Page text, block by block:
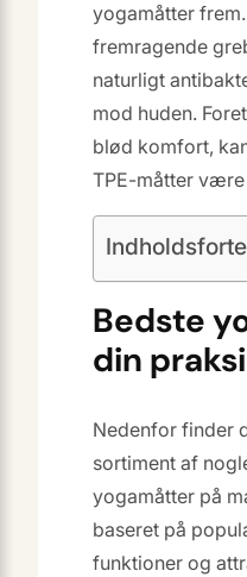
yogamåtter
fremragende
naturligt
mod huden.
blød komfort,
TPE-måtter
Bedste
din
Nedenfor finder
sortiment af
yogamåtter på
baseret på
funktioner og